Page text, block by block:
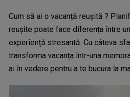
Cum să ai o vacanță reușită ?
reușite poate face diferența între
experiență stresantă. Cu câteva
transforma vacanța într-una
ai în vedere pentru a te bucura la